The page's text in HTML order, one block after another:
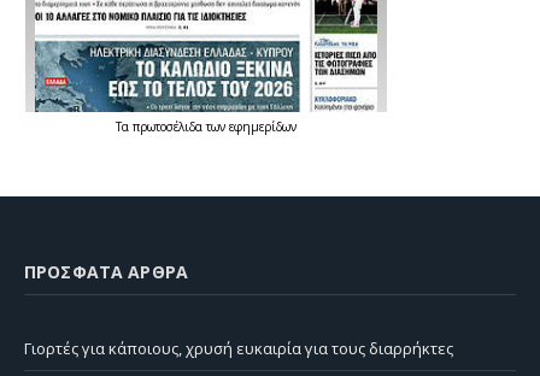
Τα πρωτοσέλιδατων εφημερίδων
ΠΡΌΣΦΑΤΑ ΆΡΘΡΑ
Γιορτές για κάποιους, χρυσή ευκαιρία για τους διαρρήκτες